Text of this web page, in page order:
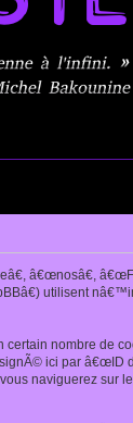
â€œnosâ€,
utilisent
nombre de
ici par
naviguerez sur